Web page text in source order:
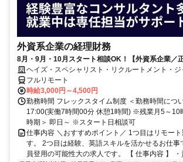
外資系企業の経理財務
8月・9月・10月スタート相談OK！【外資系企業／
大／700万～800万／リモート勤務OK】経理財務
ヘイズ・スペシャリスト・リクルートメント・
フルリモート
時給3,000円～4,500円
勤務時間 フレックスタイム制度 ＜勤務時間につ
17:00(実働7時間00分 休憩1時間) ※残業月5～10
時期＞ 即日～ ※スタート日相談可
仕事内容 ＼おすすめポイント／ 1つ目はリモー
す。 2つ目は経験、英語スキルを活かせるお仕事
員登用の可能性大の求人です。 【 仕事内容 】 ・